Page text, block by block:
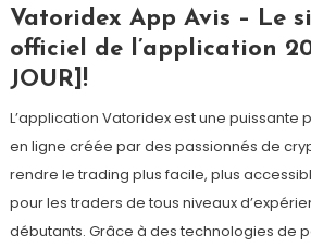
Vatoridex App Avis – Le
officiel de l’application
JOUR]!
L’application Vatoridex est une
en ligne créée par des passionnés de
rendre le trading plus facile, plus
pour les traders de tous niveaux
débutants. Grâce à des technologies de